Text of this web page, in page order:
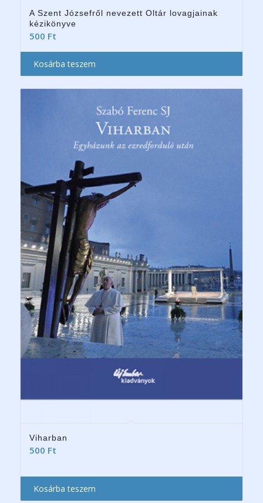
A Szent Józsefről nevezett Oltár lovagjainak
kézikönyve
500 Ft
Kosárba teszem
Viharban
500 Ft
Kosárba teszem